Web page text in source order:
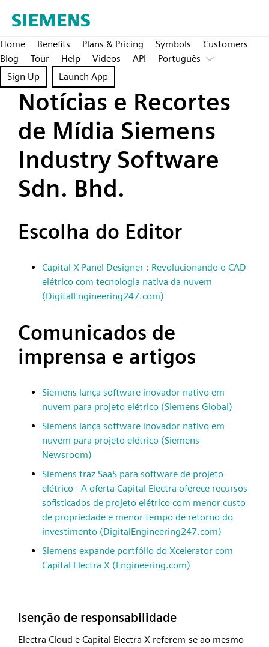
Home Benefits Plans & Pricing Symbols
Customers
Blog
Tour Help Videos API
Português
Sign Up
Launch App
Notícias e Recortes
de Mídia Siemens
Industry Software
Sdn. Bhd.
Escolha do Editor
Capital X Panel Designer : Revolucionando o CAD
elétrico com tecnologia nativa da nuvem
(DigitalEngineering247.com)
Comunicados de
imprensa e artigos
Siemens lança software inovador nativo em
nuvem para projeto elétrico (Siemens Global)
Siemens lança software inovador nativo em
nuvem para projeto elétrico (Siemens
Newsroom)
Siemens traz SaaS para software de projeto
elétrico - A oferta Capital Electra oferece recursos
sofisticados de projeto elétrico com menor custo
de propriedade e menor tempo de retorno do
investimento (DigitalEngineering247.com)
Siemens expande portfólio do Xcelerator com
Capital Electra X (Engineering.com)
Isenção de responsabilidade
Electra Cloud e Capital Electra X referem-se ao mesmo